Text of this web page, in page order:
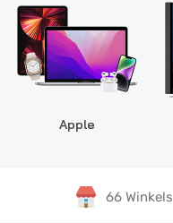
Apple
66 Winkels